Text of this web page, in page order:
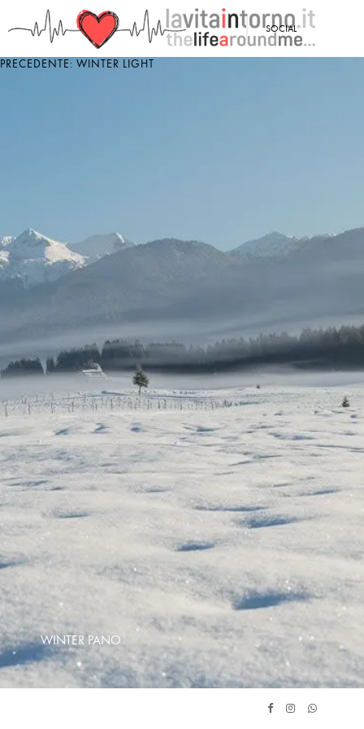
SOCIAL
WINTER PANO
PRECEDENTE: WINTER LIGHT